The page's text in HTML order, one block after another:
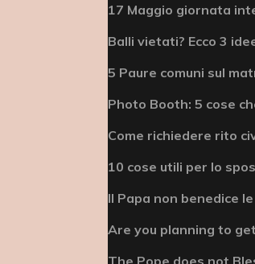
17 Maggio giornata
Balli vietati? Ecco 3
5 Paure comuni sul
Photo Booth: 5 cose
Come richiedere rito
10 cose utili per lo
Il Papa non benedice
Are you planning to
The Pope does not